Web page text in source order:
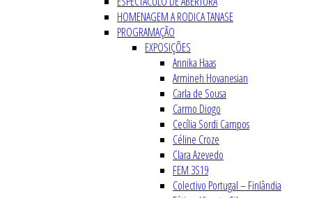
HOMENAGEM A RODICA TANASE
PROGRAMAÇÃO
EXPOSIÇÕES
Annika Haas
Armineh Hovanesian
Carla de Sousa
Carmo Diogo
Cecília Sordi Campos
Céline Croze
Clara Azevedo
FEM 3S19
Colectivo Portugal – Finlândia